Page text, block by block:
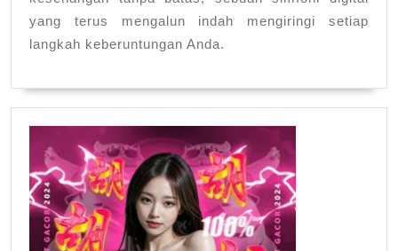
yang terus mengalun indah mengiringi setiap
langkah keberuntungan Anda.